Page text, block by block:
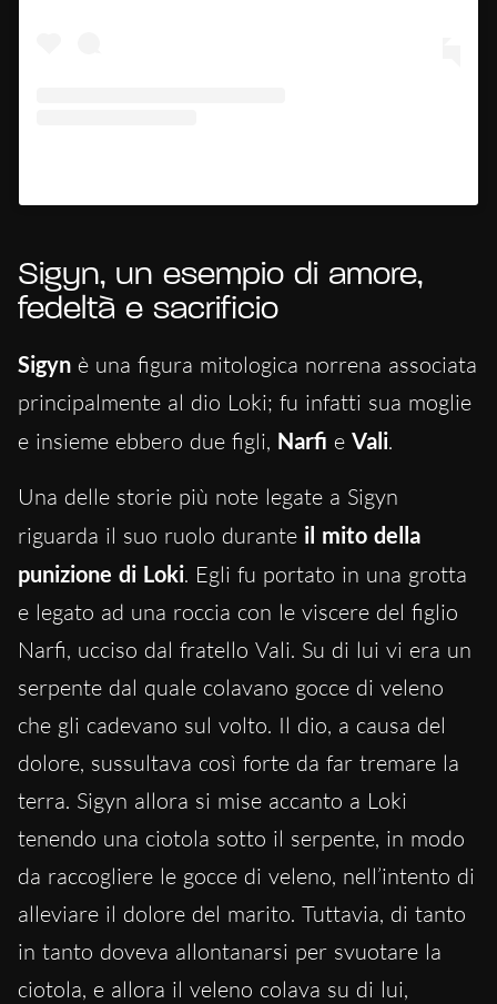
Sigyn, un esempio di amore,
fedeltà e sacrificio
Sigyn è una figura mitologica norrena associata
principalmente al dio Loki; fu infatti sua moglie
e insieme ebbero due figli, Narfi e Vali.
Una delle storie più note legate a Sigyn
riguarda il suo ruolo durante il mito della
punizione di Loki. Egli fu portato in una grotta
e legato ad una roccia con le viscere del figlio
Narfi, ucciso dal fratello Vali. Su di lui vi era un
serpente dal quale colavano gocce di veleno
che gli cadevano sul volto. Il dio, a causa del
dolore, sussultava così forte da far tremare la
terra. Sigyn allora si mise accanto a Loki
tenendo una ciotola sotto il serpente, in modo
da raccogliere le gocce di veleno, nell’intento di
alleviare il dolore del marito. Tuttavia, di tanto
in tanto doveva allontanarsi per svuotare la
ciotola, e allora il veleno colava su di lui,